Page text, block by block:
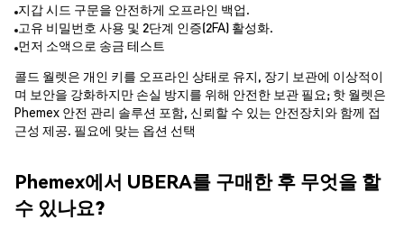
지갑 시드 구문을 안전하게 오프라인 백업.
고유 비밀번호 사용 및 2단계 인증(2FA) 활성화.
먼저 소액으로 송금 테스트
콜드 월렛은 개인 키를 오프라인 상태로 유지, 장기 보관에 이상적이
며 보안을 강화하지만 손실 방지를 위해 안전한 보관 필요; 핫 월렛은
Phemex 안전 관리 솔루션 포함, 신뢰할 수 있는 안전장치와 함께 접
근성 제공. 필요에 맞는 옵션 선택
Phemex에서 UBERA를 구매한 후 무엇을 할
수 있나요?